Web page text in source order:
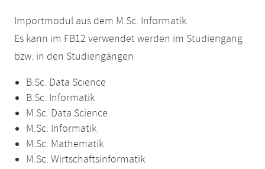
Importmodul aus dem M.Sc. Informatik.
Es kann im FB12 verwendet werden im Studiengang
bzw. in den Studiengängen
B.Sc. Data Science
B.Sc. Informatik
M.Sc. Data Science
M.Sc. Informatik
M.Sc. Mathematik
M.Sc. Wirtschaftsinformatik